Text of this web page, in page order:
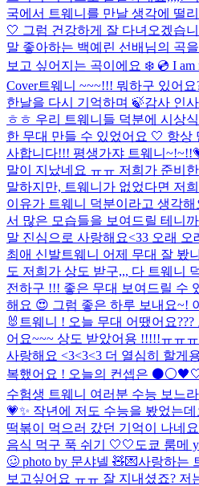
국에서 트웨니를 만날 생각에 떨
🤍 그럼 건강하게 잘 다녀오겠습
말 좋아하는 백예린 선배님의 곡
보고 싶어지는 곡이에요 ❄️ 💿 I am
Cover트웨니 ~~~!!! 뭐하구 있어요
한날을 다시 기억하며 🍃감사 인
ㅎㅎ 우리 트웨니들 덕분에 시상
한 무대 만들 수 있었어요 🤍 항상
사합니다!!! 평생가쟈 트웨니
말이 지났네요 ㅠㅠ 저희가 준비
말하지만, 트웨니가 없었다면 저
이유가 트웨니 덕분이라고 생각
서 많은 모습들을 보여드릴 테니
말 진심으로 사랑해요<33 오래 오
최애 신발트웨니 어제 무대 잘 봤
도 저희가 상도 받구,,, 다 트웨니
전하구 !!! 좋은 무대 보여드릴 수
해요 😍 그럼 좋은 하루 보내요~!
🐰 트웨니 ! 오늘 무대 어땠어요
어요~~~ 상도 받았어용 !!!!!ㅠㅠ
사랑해요 <3<3<3 더 열심히 할게
복했어요 ! 오늘의 컨셉은
수험생 트웨니 여러분 수능 보느
💗✨ 작년에 저도 수능을 봤었는
떡볶이 먹으러 갔던 기억이 나네
음식 먹구 푹 쉬기 🤍🤍 도쿄 룸메
🥴 photo by 문샤넬 🧸💌사랑하는
보고싶어요 ㅠㅠ 잘 지내셨죠? 저